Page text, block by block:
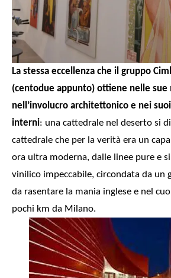
La stessa eccellenza che il gruppo
(centodue appunto) ottiene nelle sue
nell’involucro architettonico e nei
interni: una cattedrale nel deserto si
cattedrale che per la verità era un
ora ultra moderna, dalle linee pure e
vinilico impeccabile, circondata da un
da rasentare la mania inglese e nel
pochi km da Milano.